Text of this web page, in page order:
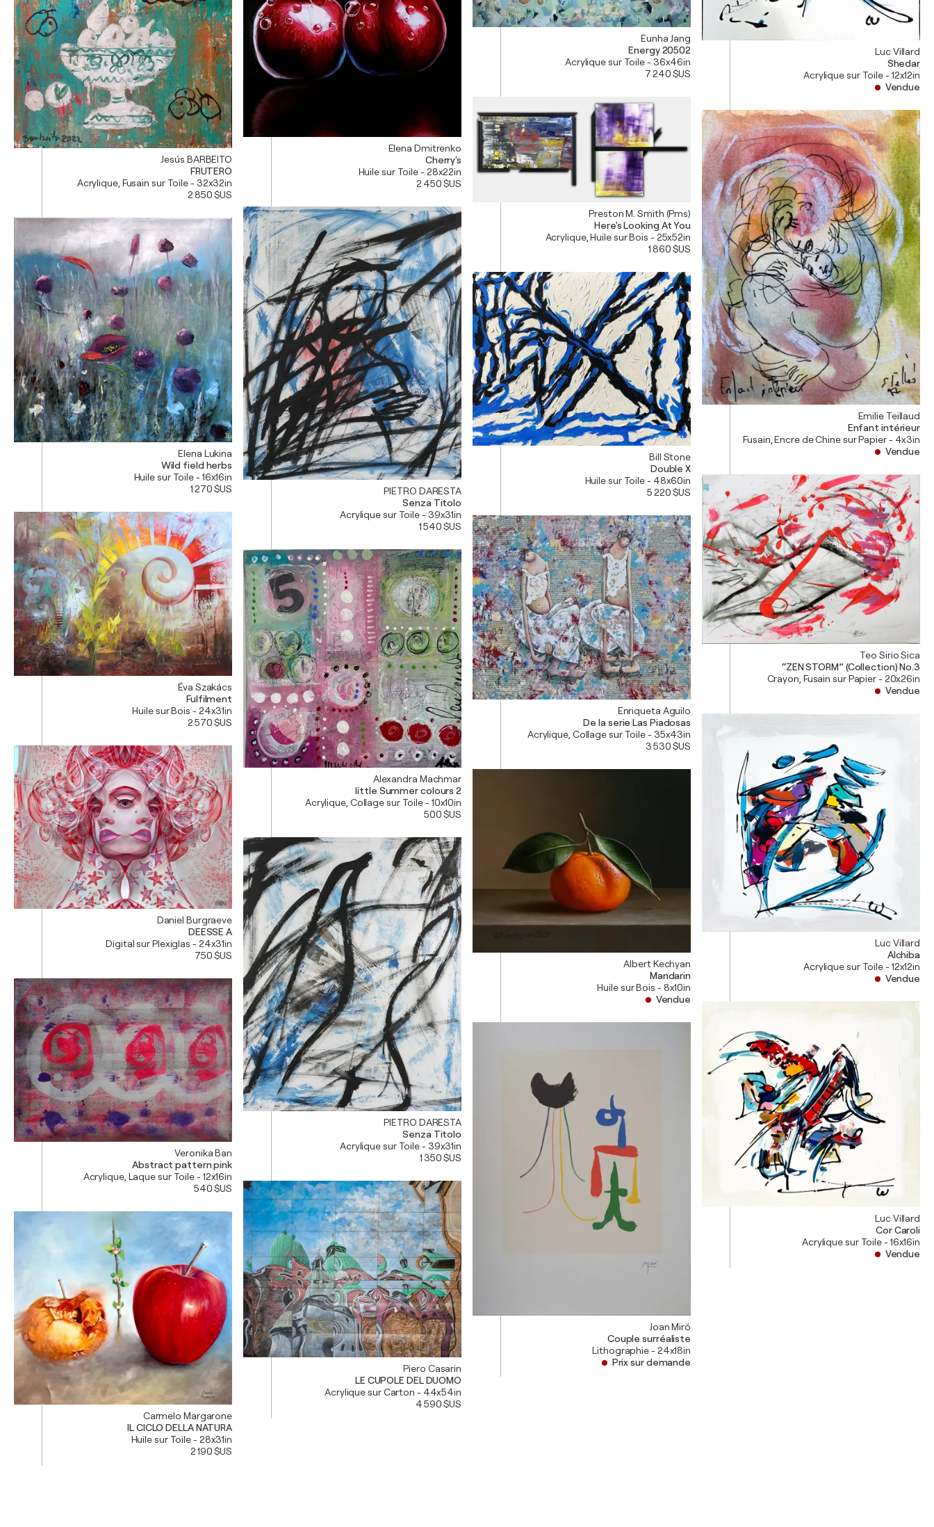
Jesús BARBEITO
FRUTERO
Acrylique, Fusain sur Toile - 32x32in
2 850 $US
Elena Lukina
Wild field herbs
Huile sur Toile - 16x16in
1 270 $US
Éva Szakács
Fulfilment
Huile sur Bois - 24x31in
2 570 $US
Daniel Burgraeve
DEESSE A
Digital sur Plexiglas - 24x31in
750 $US
Veronika Ban
Abstract pattern pink
Acrylique, Laque sur Toile - 12x16in
540 $US
Carmelo Margarone
IL CICLO DELLA NATURA
Huile sur Toile - 28x31in
2 190 $US
Elena Dmitrenko
Cherry's
Huile sur Toile - 28x22in
2 450 $US
PIETRO DARESTA
Senza Titolo
Acrylique sur Toile - 39x31in
1 540 $US
Alexandra Machmar
little Summer colours 2
Acrylique, Collage sur Toile - 10x10in
500 $US
PIETRO DARESTA
Senza Titolo
Acrylique sur Toile - 39x31in
1 350 $US
Piero Casarin
LE CUPOLE DEL DUOMO
Acrylique sur Carton - 44x54in
4 590 $US
Eunha Jang
Energy 20502
Acrylique sur Toile - 36x46in
7 240 $US
Preston M. Smith (Pms)
Here's Looking At You
Acrylique, Huile sur Bois - 25x52in
1 860 $US
Bill Stone
Double X
Huile sur Toile - 48x60in
5 220 $US
Enriqueta Aguilo
De la serie Las Piadosas
Acrylique, Collage sur Toile - 35x43in
3 530 $US
Albert Kechyan
Mandarin
Huile sur Bois - 8x10in
Vendue
Joan Miró
Couple surréaliste
Lithographie - 24x18in
Prix sur demande
Luc Villard
Shedar
Acrylique sur Toile - 12x12in
Vendue
Emilie Teillaud
Enfant intérieur
Fusain, Encre de Chine sur Papier - 4x3in
Vendue
Teo Sirio Sica
“ZEN STORM” (Collection) No.3
Crayon, Fusain sur Papier - 20x26in
Vendue
Luc Villard
Alchiba
Acrylique sur Toile - 12x12in
Vendue
Luc Villard
Cor Caroli
Acrylique sur Toile - 16x16in
Vendue